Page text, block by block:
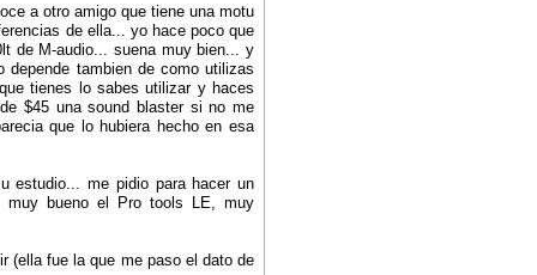
a otro amigo que tiene una motu
de ella... yo hace poco que
de M-audio... suena muy bien... y
depende tambien de como utilizas
tienes lo sabes utilizar y haces
$45 una sound blaster si no me
que lo hubiera hecho en esa
estudio... me pidio para hacer un
muy bueno el Pro tools LE, muy
(ella fue la que me paso el dato de